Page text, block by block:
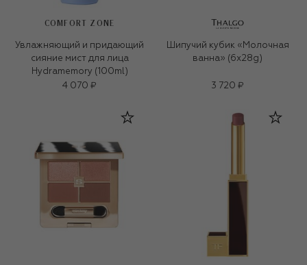
COMFORT ZONE
Увлажняющий и придающий
сияние мист для лица
Hydramemory (100ml)
4 070 ₽
Шипучий кубик «Молочная
ванна» (6x28g)
3 720 ₽